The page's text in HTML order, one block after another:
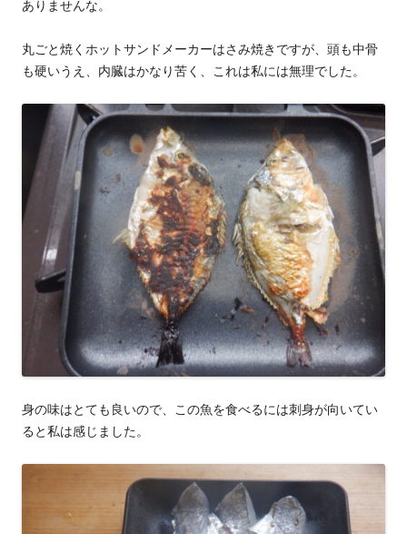
ありませんな。
丸ごと焼くホットサンドメーカーはさみ焼きですが、頭も中骨
も硬いうえ、内臓はかなり苦く、これは私には無理でした。
身の味はとても良いので、この魚を食べるには刺身が向いてい
ると私は感じました。